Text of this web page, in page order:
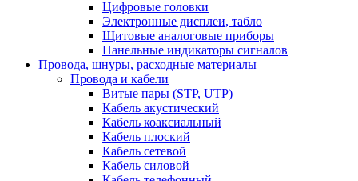
Цифровые головки
Электронные дисплеи, табло
Щитовые аналоговые приборы
Панельные индикаторы сигналов
Провода, шнуры, расходные материалы
Провода и кабели
Витые пары (STP, UTP)
Кабель акустический
Кабель коаксиальный
Кабель плоский
Кабель сетевой
Кабель силовой